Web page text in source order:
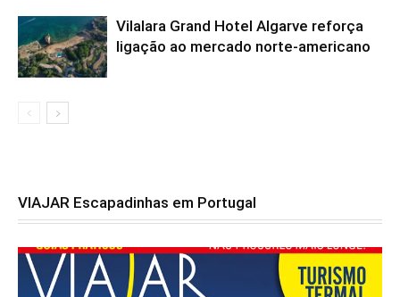
Vilalara Grand Hotel Algarve reforça
ligação ao mercado norte-americano
VIAJAR Escapadinhas em Portugal